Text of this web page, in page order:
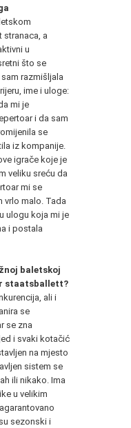
stranaca, a
u
što se
razmišljala
ime i uloge:
mi je
i da sam
se
iz kompanije.
igrače koje je
veliku sreću da
mi se
vrlo malo. Tada
ulogu koja mi je
i postala
baletskoj
staatsballett?
ali i
se
se zna
i svaki kotačić
na mjesto
sistem se
ili nikako. Ima
u velikim
sezonski i